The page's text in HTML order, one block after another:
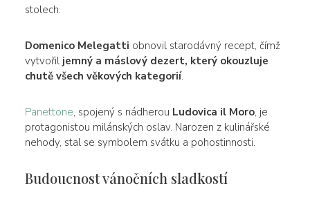
stolech.
Domenico Melegatti obnovil starodávný recept, čímž
vytvořil jemný a máslový dezert, který okouzluje
chutě všech věkových kategorií.
Panettone, spojený s nádherou Ludovica il Moro, je
protagonistou milánských oslav. Narozen z kulinářské
nehody, stal se symbolem svátku a pohostinnosti.
Budoucnost vánočních sladkostí